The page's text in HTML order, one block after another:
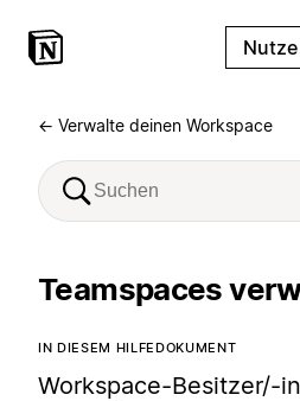
← Verwalte deinen Workspace
Teamspaces
IN DIESEM HILFEDOKUMENT
Workspace-Besitzer/-